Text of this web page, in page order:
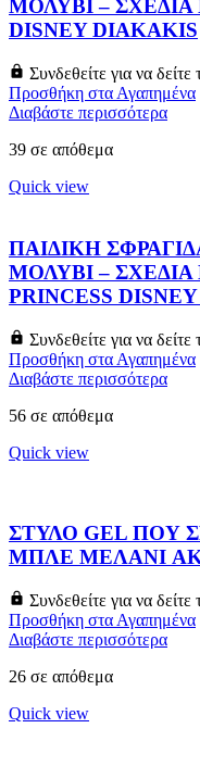
ΜΟΛΥΒΙ – ΣΧΕΔΙΑ
DISNEY DIAKAKIS
Συνδεθείτε για να δείτε
Προσθήκη στα Αγαπημένα
Διαβάστε περισσότερα
39 σε απόθεμα
Quick view
ΠΑΙΔΙΚΗ
ΜΟΛΥΒΙ – ΣΧΕΔΙΑ
PRINCESS
Συνδεθείτε για να δείτε
Προσθήκη στα Αγαπημένα
Διαβάστε περισσότερα
56 σε απόθεμα
Quick view
ΣΤΥΛΟ GEL ΠΟΥ
ΜΠΛΕ ΜΕΛΑΝΙ
Συνδεθείτε για να δείτε
Προσθήκη στα Αγαπημένα
Διαβάστε περισσότερα
26 σε απόθεμα
Quick view